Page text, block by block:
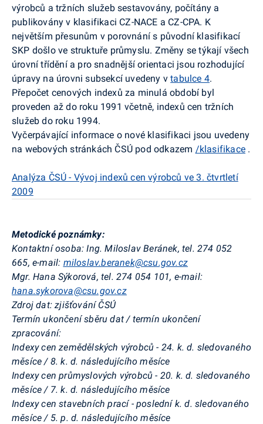
výrobců a tržních služeb sestavovány, počítány a
publikovány v klasifikaci CZ-NACE a CZ-CPA. K
největším přesunům v porovnání s původní klasifikací
SKP došlo ve struktuře průmyslu. Změny se týkají všech
úrovní třídění a pro snadnější orientaci jsou rozhodující
úpravy na úrovni subsekcí uvedeny vtabulce 4.
Přepočet cenových indexů za minulá období byl
proveden až do roku 1991 včetně, indexů cen tržních
služeb do roku 1994.
Vyčerpávající informace o nové klasifikaci jsou uvedeny
na webových stránkách ČSÚ pod odkazem /klasifikace .
Analýza ČSÚ - Vývoj indexů cen výrobců ve 3. čtvrtletí
2009
Metodické poznámky:
Kontaktní osoba: Ing. Miloslav Beránek, tel. 274 052
665, e-mail: miloslav.beranek@csu.gov.cz
Mgr. Hana Sýkorová, tel. 274 054 101, e-mail:
hana.sykorova@csu.gov.cz
Zdroj dat: zjišťování ČSÚ
Termín ukončení sběru dat / termín ukončení
zpracování:
Indexy cen zemědělských výrobců - 24. k. d. sledovaného
měsíce / 8. k. d. následujícího měsíce
Indexy cen průmyslových výrobců - 20. k. d. sledovaného
měsíce / 7. k. d. následujícího měsíce
Indexy cen stavebních prací - poslední k. d. sledovaného
měsíce / 5. p. d. následujícího měsíce